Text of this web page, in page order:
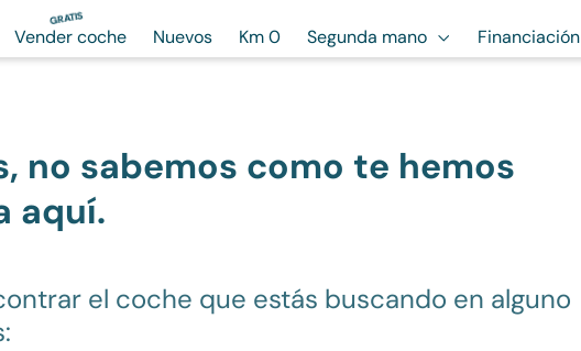
GRATIS
Vender coche Nuevos Km 0 Segunda mano Financiación
no sabemos como te hemos
aquí.
el coche que estás buscando en alguno